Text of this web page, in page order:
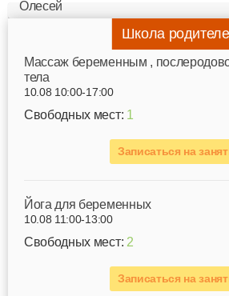
Школа
Mассаж беременным ,
тела
10.08 10:00-17:00
Свободных мест: 1
Записаться на
Йога для беременных
10.08 11:00-13:00
Свободных мест: 2
Записаться на